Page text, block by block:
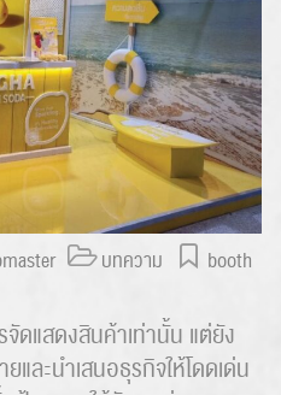
บทความ
booth
ดแสดงสินค้าเท่านั้น แต่ยัง
และนำเสนอธุรกิจให้โดดเด่น